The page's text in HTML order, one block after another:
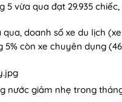
vừa qua đạt 29.935
doanh số xe du lịch
5% còn xe chuyên dụng
nước giảm nhẹ trong